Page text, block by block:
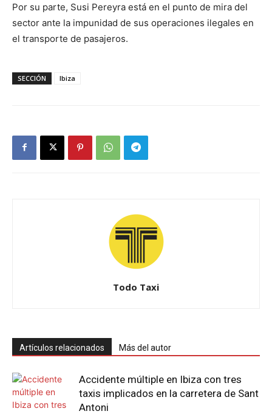
Por su parte, Susi Pereyra está en el punto de mira del
sector ante la impunidad de sus operaciones ilegales en
el transporte de pasajeros.
SECCIÓN Ibiza
Todo Taxi
Artículos relacionados Más del autor
Accidente múltiple en Ibiza con tres
taxis implicados en la carretera de Sant
Antoni